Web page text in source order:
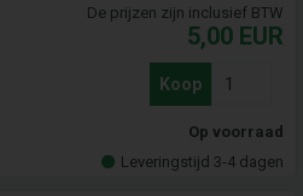
De prijzen zijn inclusief BTW
5,00 EUR
Koop
Op voorraad
Leveringstijd 3-4 dagen